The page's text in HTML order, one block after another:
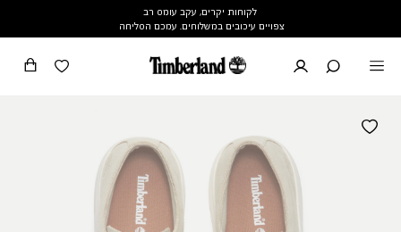
לקוחות יקרים, עקב עומס רב
צפויים עיכובים במשלוחים. עמכם הסליחה